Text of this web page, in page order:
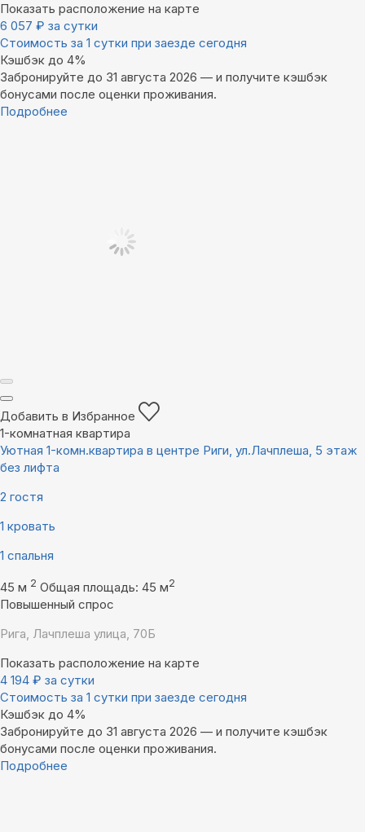
Показать расположение на карте
6 057 ₽ за сутки
Стоимость за 1 сутки при заезде сегодня
Кэшбэк до 4%
Забронируйте до 31 августа 2026 — и получите кэшбэк
бонусами после оценки проживания.
Подробнее
Добавить в Избранное
1-комнатная квартира
Уютная 1-комн.квартира в центре Риги, ул.Лачплеша, 5 этаж
без лифта
2 гостя
1 кровать
1 спальня
45 м 2 Общая площадь: 45 м2
Повышенный спрос
Рига, Лачплеша улица, 70Б
Показать расположение на карте
4 194 ₽ за сутки
Стоимость за 1 сутки при заезде сегодня
Кэшбэк до 4%
Забронируйте до 31 августа 2026 — и получите кэшбэк
бонусами после оценки проживания.
Подробнее